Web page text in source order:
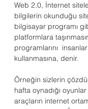
Web 2.0, İnternet
bilgilerin okunduğu
bilgisayar programı
platformlara
programlarını
kullanmasına, denir.
Örneğin sizlerin
hafta oynadığı
araçların internet